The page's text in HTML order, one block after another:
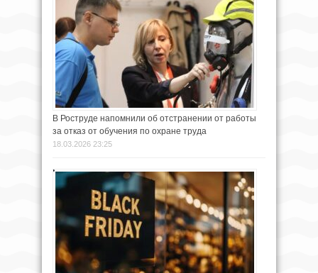
В Роструде напомнили об отстранении от работы
за отказ от обучения по охране труда
18.03.2026 23:25